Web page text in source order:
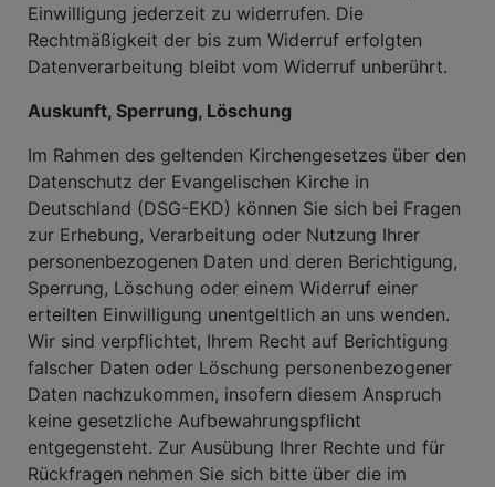
Einwilligung jederzeit zu widerrufen. Die
Rechtmäßigkeit der bis zum Widerruf erfolgten
Datenverarbeitung bleibt vom Widerruf unberührt.
Auskunft, Sperrung, Löschung
Im Rahmen des geltenden Kirchengesetzes über den
Datenschutz der Evangelischen Kirche in
Deutschland (DSG-EKD) können Sie sich bei Fragen
zur Erhebung, Verarbeitung oder Nutzung Ihrer
personenbezogenen Daten und deren Berichtigung,
Sperrung, Löschung oder einem Widerruf einer
erteilten Einwilligung unentgeltlich an uns wenden.
Wir sind verpflichtet, Ihrem Recht auf Berichtigung
falscher Daten oder Löschung personenbezogener
Daten nachzukommen, insofern diesem Anspruch
keine gesetzliche Aufbewahrungspflicht
entgegensteht. Zur Ausübung Ihrer Rechte und für
Rückfragen nehmen Sie sich bitte über die im